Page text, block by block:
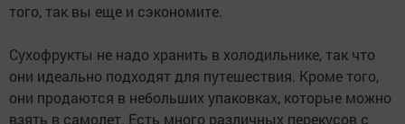
того, так вы еще и сэкономите.
Сухофрукты не надо хранить в холодильнике, так что
они идеально подходят для путешествия. Кроме того,
они продаются в небольших упаковках, которые можно
взять в самолет. Есть много различных перекусов с